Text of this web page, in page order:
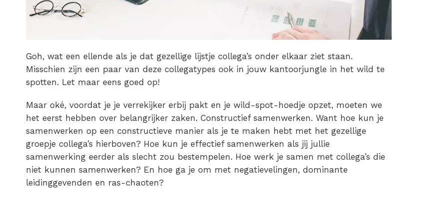
Goh, wat een ellende als je dat gezellige lijstje collega’s onder elkaar ziet staan.
Misschien zijn een paar van deze collegatypes ook in jouw kantoorjungle in het wild te
spotten. Let maar eens goed op!
Maar oké, voordat je je verrekijker erbij pakt en je wild-spot-hoedje opzet, moeten we
het eerst hebben over belangrijker zaken. Constructief samenwerken. Want hoe kun je
samenwerken op een constructieve manier als je te maken hebt met het gezellige
groepje collega’s hierboven? Hoe kun je effectief samenwerken als jij jullie
samenwerking eerder als slecht zou bestempelen. Hoe werk je samen met collega’s die
niet kunnen samenwerken? En hoe ga je om met negatievelingen, dominante
leidinggevenden en ras-chaoten?